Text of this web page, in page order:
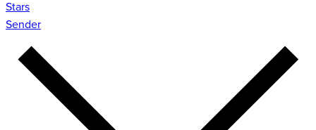
Stars
Sender